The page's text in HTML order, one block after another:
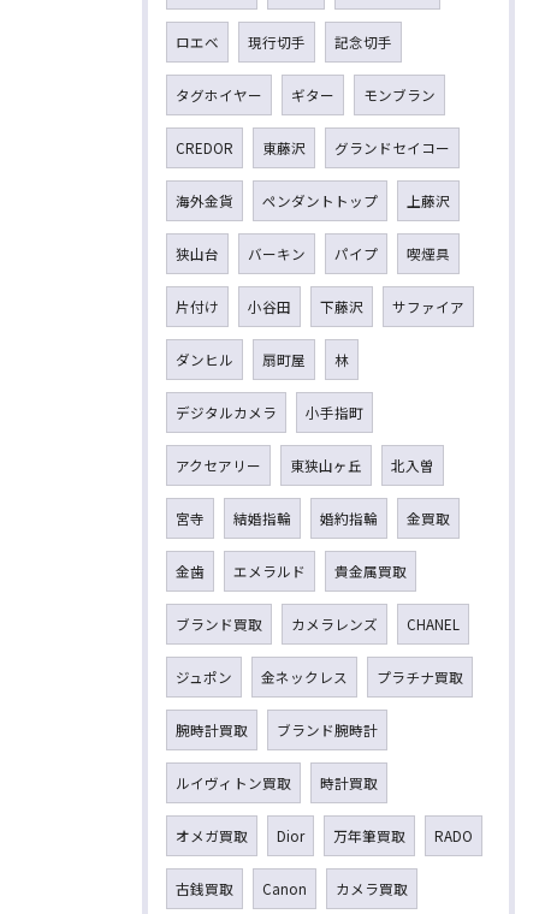
ロエベ 現行切手 記念切手
タグホイヤー ギター モンブラン
CREDOR 東藤沢 グランドセイコー
海外金貨 ペンダントトップ 上藤沢
狭山台 バーキン パイプ 喫煙具
片付け 小谷田 下藤沢 サファイア
ダンヒル 扇町屋 林
デジタルカメラ 小手指町
アクセアリー 東狭山ヶ丘 北入曽
宮寺 結婚指輪 婚約指輪 金買取
金歯 エメラルド 貴金属買取
ブランド買取 カメラレンズ CHANEL
ジュポン 金ネックレス プラチナ買取
腕時計買取 ブランド腕時計
ルイヴィトン買取 時計買取
オメガ買取 Dior 万年筆買取 RADO
古銭買取 Canon カメラ買取